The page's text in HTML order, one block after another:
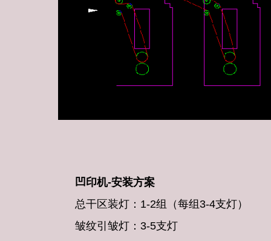
凹印机-安装方案
总干区装灯：1-2组（每组3-4支灯）
皱纹引皱灯：3-5支灯